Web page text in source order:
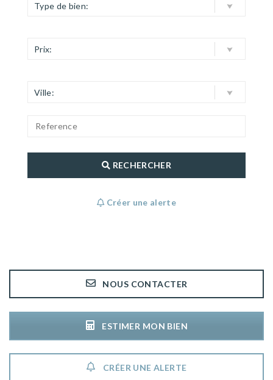
Type de bien:
Prix:
Ville:
RECHERCHER
Créer une alerte
NOUS CONTACTER
ESTIMER MON BIEN
CRÉER UNE ALERTE